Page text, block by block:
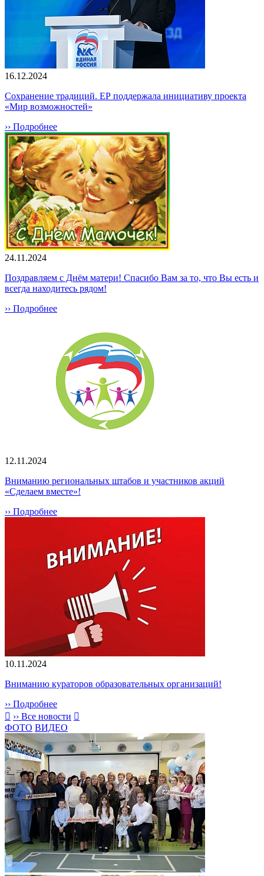
16.12.2024
Сохранение традиций. ЕР поддержала инициативу проекта
«Мир возможностей»
›› Подробнее
24.11.2024
Поздравляем с Днём матери! Спасибо Вам за то, что Вы есть и
всегда находитесь рядом!
›› Подробнее
12.11.2024
Вниманию региональных штабов и участников акций
«Сделаем вместе»!
›› Подробнее
10.11.2024
Вниманию кураторов образовательных организаций!
›› Подробнее
 ›› Все новости 
ФОТО ВИДЕО